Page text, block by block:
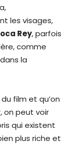
les visages,
Rey, parfois
comme
la
film et qu’on
on peut voir
qui existent
plus riche et